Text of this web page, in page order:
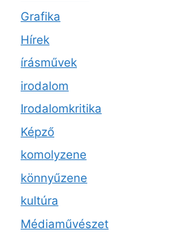
Grafika
Hírek
írásművek
irodalom
Irodalomkritika
Képző
komolyzene
könnyűzene
kultúra
Médiaművészet